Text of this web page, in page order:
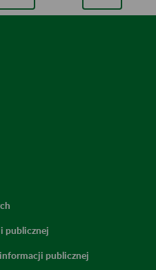
publicznej
publicznej